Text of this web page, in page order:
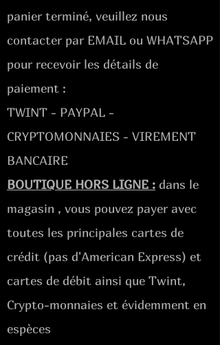
panier terminé, veuillez nous
contacter par EMAIL ou WHATSAPP
pour recevoir les détails de
paiement :
TWINT - PAYPAL -
CRYPTOMONNAIES - VIREMENT
BANCAIRE
BOUTIQUE HORS LIGNE : dans le
magasin , vous pouvez payer avec
toutes les principales cartes de
crédit (pas d'American Express) et
cartes de débit ainsi que Twint,
Crypto-monnaies et évidemment en
espèces